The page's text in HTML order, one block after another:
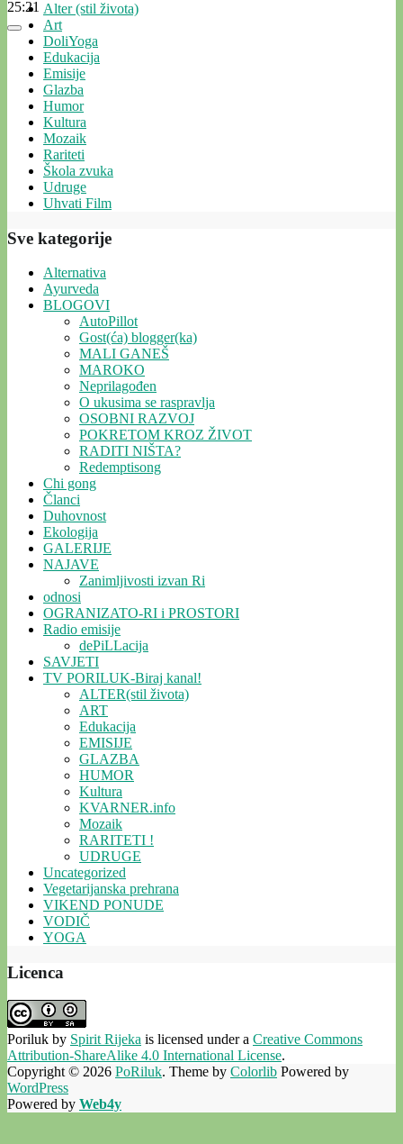
25:21 Alter (stil života)
Art
DoliYoga
Edukacija
Emisije
Glazba
Humor
Kultura
Mozaik
Rariteti
Škola zvuka
Udruge
Uhvati Film
Sve kategorije
Alternativa
Ayurveda
BLOGOVI
AutoPillot
Gost(ća) blogger(ka)
MALI GANEŠ
MAROKO
Neprilagođen
O ukusima se raspravlja
OSOBNI RAZVOJ
POKRETOM KROZ ŽIVOT
RADITI NIŠTA?
Redemptisong
Chi gong
Članci
Duhovnost
Ekologija
GALERIJE
NAJAVE
Zanimljivosti izvan Ri
odnosi
OGRANIZATO-RI i PROSTORI
Radio emisije
dePiLLacija
SAVJETI
TV PORILUK-Biraj kanal!
ALTER(stil života)
ART
Edukacija
EMISIJE
GLAZBA
HUMOR
Kultura
KVARNER.info
Mozaik
RARITETI !
UDRUGE
Uncategorized
Vegetarijanska prehrana
VIKEND PONUDE
VODIČ
YOGA
Licenca
Poriluk by Spirit Rijeka is licensed under a Creative Commons
Attribution-ShareAlike 4.0 International License.
Copyright © 2026 PoRiluk. Theme by Colorlib Powered by
WordPress
Powered by Web4y